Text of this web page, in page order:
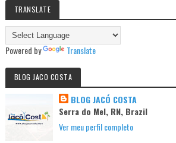
TRANSLATE
Powered by Translate
BLOG JACO COSTA
BLOG JACÓ COSTA
Serra do Mel, RN, Brazil
Ver meu perfil completo